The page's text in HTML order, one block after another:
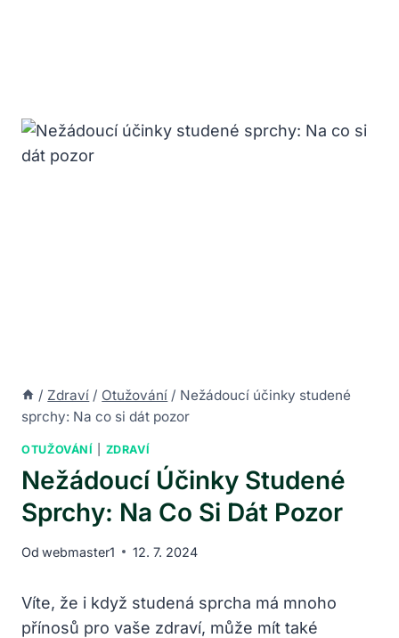
/ Zdraví / Otužování / Nežádoucí účinky studené
sprchy: Na co si dát pozor
OTUŽOVÁNÍ ZDRAVÍ
Nežádoucí Účinky Studené
Sprchy: Na Co Si Dát Pozor
Od webmaster1 12. 7. 2024
Víte, že i když studená sprcha má mnoho
přínosů pro vaše zdraví, může mít také